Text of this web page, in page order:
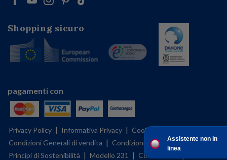
Assistente non in
linea
Shopping sicuro
pagamenti con
Privacy Policy | Informativa Privacy | Cookies Policy |
Condizioni Generali di vendita | Condizioni d'uso | BFMS policy |
Principi di Sostenibilità | Modello 231 | Codice etico